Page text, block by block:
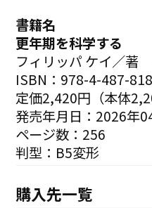
書籍名
更年期を科学する
フィリッパ ケイ／著
ISBN：978-4-487-
定価2,420円（本体
発売年月日：2026年
ページ数：256
判型：B5変形
購入先一覧